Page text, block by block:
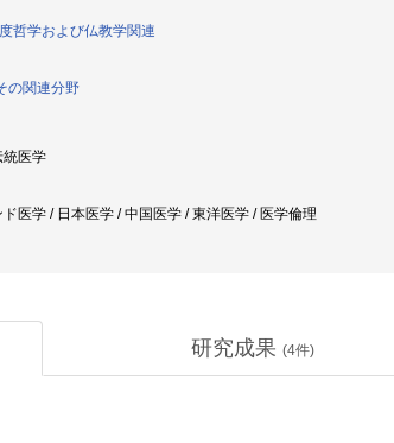
哲学および仏教学関連
の関連分野
統医学
医学 / 日本医学 / 中国医学 / 東洋医学 / 医学倫理
研究成果 (4件)